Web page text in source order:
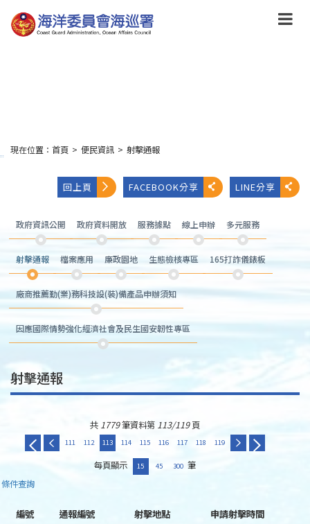
到
主
:::
現在位置： 首頁 > 便民資訊 > 射擊通報
回上頁 FACEBOOK分享 LINE分享
政府資訊公開 政府資料開放 服務據點 線上申辦 多元服務
射擊通報 檔案應用 廉政園地 生態檢核專區 165打詐儀錶板
廠商推薦勤(業)務科技設(裝)備產品申辦須知
因應國際情勢強化經濟社會及民生國安韌性專區
射擊通報
共 1779筆資料第 113/119頁
111 112 113 114 115 116 117 118 119
每頁顯示 15 45 300 筆
條件查詢
編號 通報編號 射擊地點
申請射擊時間